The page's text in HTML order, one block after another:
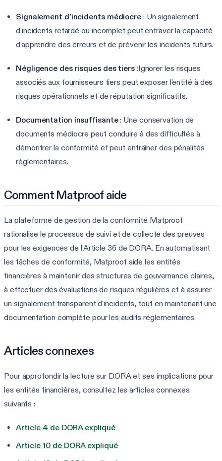
Signalement d'incidents médiocre: Un signalement
d'incidents retardé ou incomplet peut entraver la capacité
d'apprendre des erreurs et de prévenir les incidents futurs.
Négligence des risques des tiers:Ignorer les risques
associés aux fournisseurs tiers peut exposer l'entité à des
risques opérationnels et de réputation significatifs.
Documentation insuffisante: Une conservation de
documents médiocre peut conduire à des difficultés à
démontrer la conformité et peut entraîner des pénalités
réglementaires.
Comment Matproof aide
La plateforme de gestion de la conformité Matproof
rationalise le processus de suivi et de collecte des preuves
pour les exigences de l'Article 36 de DORA. En automatisant
les tâches de conformité, Matproof aide les entités
financières à maintenir des structures de gouvernance claires,
à effectuer des évaluations de risques régulières et à assurer
un signalement transparent d'incidents, tout en maintenant une
documentation complète pour les audits réglementaires.
Articles connexes
Pour approfondir la lecture sur DORA et ses implications pour
les entités financières, consultez les articles connexes
suivants :
Article 4 de DORA expliqué
Article 10 de DORA expliqué